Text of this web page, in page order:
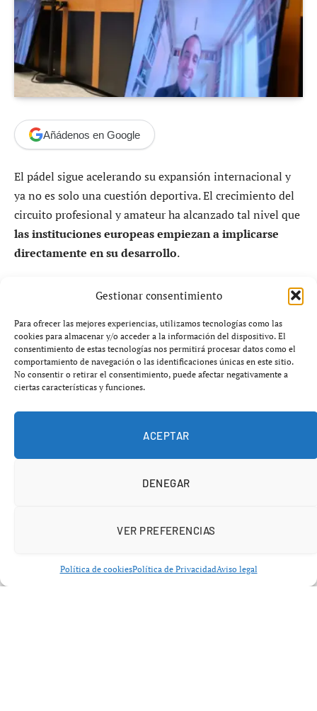
Gestionar consentimiento
Para ofrecer las mejores experiencias, utilizamos tecnologías como las
cookies para almacenar y/o acceder a la información del dispositivo. El
consentimiento de estas tecnologías nos permitirá procesar datos como el
comportamiento de navegación o las identificaciones únicas en este sitio.
No consentir o retirar el consentimiento, puede afectar negativamente a
ciertas características y funciones.
ACEPTAR
DENEGAR
VER PREFERENCIAS
Política de cookiesPolítica de PrivacidadAviso legal
Añádenos en Google
El pádel sigue acelerando su expansión internacional y
ya no es solo una cuestión deportiva. El crecimiento del
circuito profesional y amateur ha alcanzado tal nivel que
las instituciones europeas empiezan a implicarse
directamente en su desarrollo.
Este miércoles, el deporte ha sido protagonista en el
redonda que marca un nuevo paso en su camino hacia el
reconocimiento global, a apenas cuatro meses de su
debut en losJuegos del Mediterráneo Taranto 2026.